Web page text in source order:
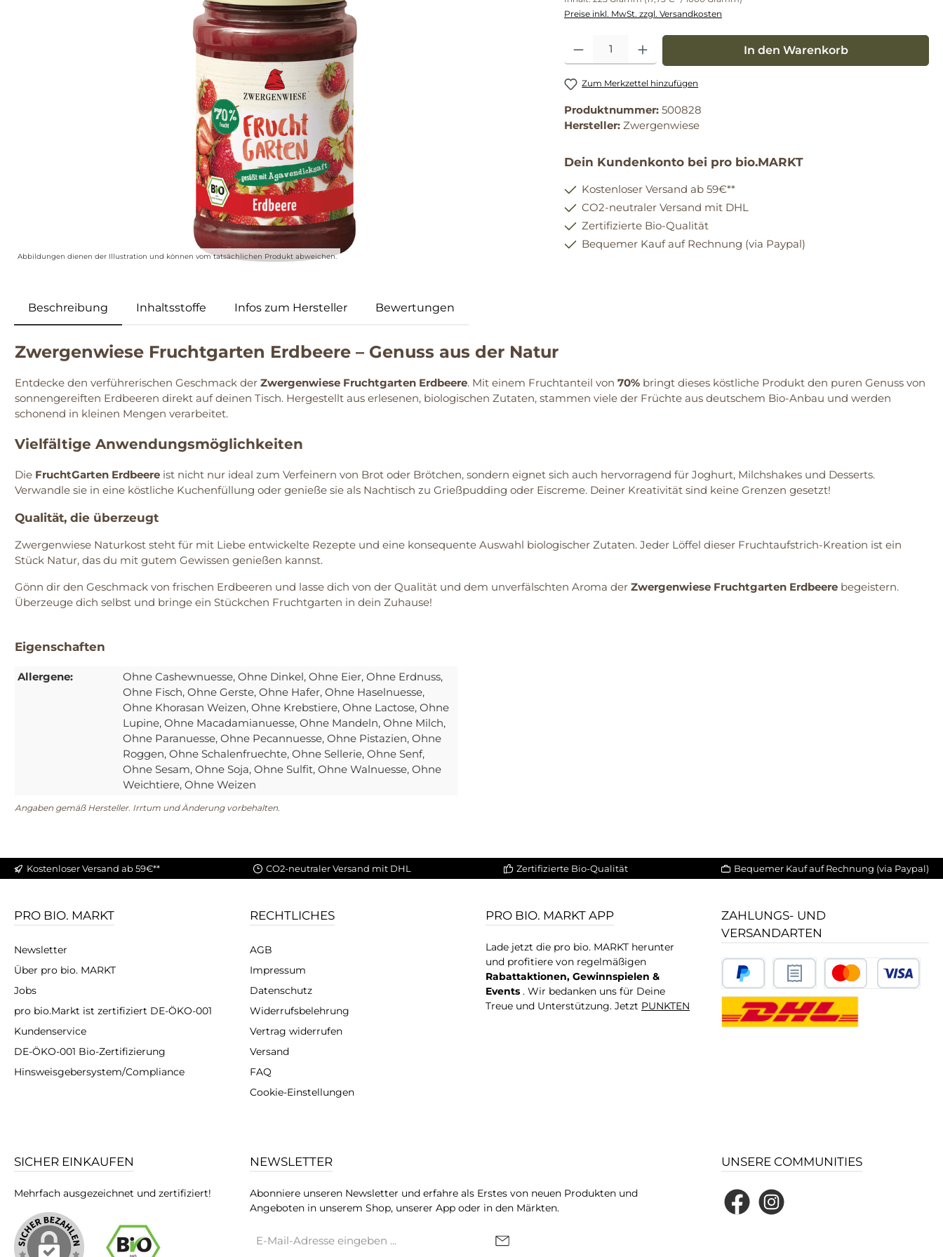
Abbildungen dienen der Illustration und können vom tatsächlichen Produkt abweichen.
Preise inkl. MwSt. zzgl. Versandkosten
Produkt Anzahl: Gib den gewünschten Wert ein oder benutze die Schaltflächen um die
In den Warenkorb
Zum Merkzettel hinzufügen
Produktnummer: 500828
Hersteller: Zwergenwiese
Dein Kundenkonto bei pro bio.MARKT
Kostenloser Versand ab 59€**
CO2-neutraler Versand mit DHL
Zertifizierte Bio-Qualität
Bequemer Kauf auf Rechnung (via Paypal)
Beschreibung Inhaltsstoffe Infos zum Hersteller Bewertungen
Zwergenwiese Fruchtgarten Erdbeere – Genuss aus der Natur
Entdecke den verführerischen Geschmack der Zwergenwiese Fruchtgarten Erdbeere. Mit einem Fruchtanteil von 70% bringt dieses köstliche Produkt den puren Genuss von
sonnengereiften Erdbeeren direkt auf deinen Tisch. Hergestellt aus erlesenen, biologischen Zutaten, stammen viele der Früchte aus deutschem Bio-Anbau und werden
schonend in kleinen Mengen verarbeitet.
Vielfältige Anwendungsmöglichkeiten
Die FruchtGarten Erdbeere ist nicht nur ideal zum Verfeinern von Brot oder Brötchen, sondern eignet sich auch hervorragend für Joghurt, Milchshakes und Desserts.
Verwandle sie in eine köstliche Kuchenfüllung oder genieße sie als Nachtisch zu Grießpudding oder Eiscreme. Deiner Kreativität sind keine Grenzen gesetzt!
Qualität, die überzeugt
Zwergenwiese Naturkost steht für mit Liebe entwickelte Rezepte und eine konsequente Auswahl biologischer Zutaten. Jeder Löffel dieser Fruchtaufstrich-Kreation ist ein
Stück Natur, das du mit gutem Gewissen genießen kannst.
Gönn dir den Geschmack von frischen Erdbeeren und lasse dich von der Qualität und dem unverfälschten Aroma der Zwergenwiese Fruchtgarten Erdbeere begeistern.
Überzeuge dich selbst und bringe ein Stückchen Fruchtgarten in dein Zuhause!
Eigenschaften
Allergene: Ohne Cashewnuesse, Ohne Dinkel, Ohne Eier, Ohne Erdnuss,
Ohne Fisch, Ohne Gerste, Ohne Hafer, Ohne Haselnuesse,
Ohne Khorasan Weizen, Ohne Krebstiere, Ohne Lactose, Ohne
Lupine, Ohne Macadamianuesse, Ohne Mandeln, Ohne Milch,
Ohne Paranuesse, Ohne Pecannuesse, Ohne Pistazien, Ohne
Roggen, Ohne Schalenfruechte, Ohne Sellerie, Ohne Senf,
Ohne Sesam, Ohne Soja, Ohne Sulfit, Ohne Walnuesse, Ohne
Weichtiere, Ohne Weizen
Angaben gemäß Hersteller. Irrtum und Änderung vorbehalten.
Kostenloser Versand ab 59€** CO2-neutraler Versand mit DHL Zertifizierte Bio-Qualität Bequemer Kauf auf Rechnung (via Paypal)
PRO BIO. MARKT
Newsletter
Über pro bio. MARKT
Jobs
pro bio.Markt ist zertifiziert DE-ÖKO-001
Kundenservice
DE-ÖKO-001 Bio-Zertifizierung
Hinsweisgebersystem/Compliance
RECHTLICHES
AGB
Impressum
Datenschutz
Widerrufsbelehrung
Vertrag widerrufen
Versand
FAQ
Cookie-Einstellungen
PRO BIO. MARKT APP
Lade jetzt die pro bio. MARKT herunter
und profitiere von regelmäßigen
Rabattaktionen, Gewinnspielen &
Events . Wir bedanken uns für Deine
Treue und Unterstützung. Jetzt PUNKTEN
ZAHLUNGS- UND
VERSANDARTEN
SICHER EINKAUFEN
Mehrfach ausgezeichnet und zertifiziert!
NEWSLETTER
Abonniere unseren Newsletter und erfahre als Erstes von neuen Produkten und
Angeboten in unserem Shop, unserer App oder in den Märkten.
Mail-
UNSERE COMMUNITIES
FacebookInstagram